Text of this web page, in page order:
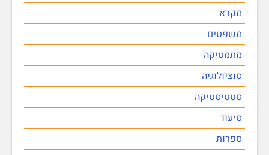
מקרא
משפטים
מתמטיקה
סוציולוגיה
סטטיסטיקה
סיעוד
ספרות